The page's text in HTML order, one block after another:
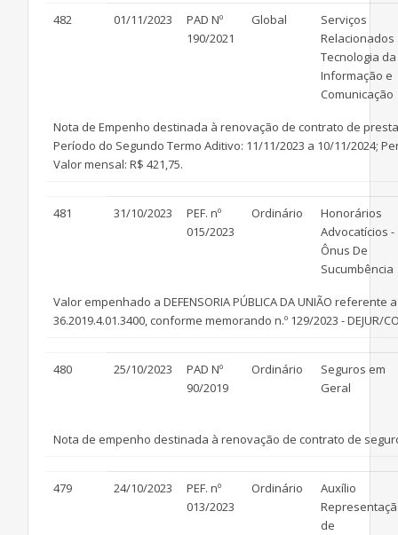
482 01/11/2023
PAD Nº
190/2021
Global
Serviços
Relacionados
Tecnologia da
Informação e
Comunicação
Nota de Empenho destinada à renovação de contrato de
Período do Segundo Termo Aditivo: 11/11/2023 a 10/11/2024;
Valor mensal: R$ 421,75.
481 31/10/2023
PEF. nº
015/2023
Ordinário
Honorários
Advocatícios -
Ônus De
Sucumbência
Valor empenhado a DEFENSORIA PÚBLICA DA UNIÃO
36.2019.4.01.3400, conforme memorando n.º 129/2023 - DEJUR/
480 25/10/2023
PAD Nº
90/2019
Ordinário
Seguros em
Geral
Nota de empenho destinada à renovação de contrato de
479 24/10/2023
PEF. nº
013/2023
Ordinário
Auxílio
de